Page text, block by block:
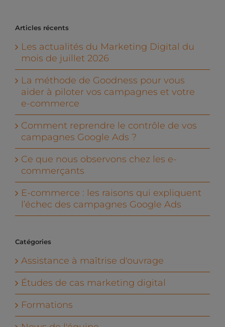
Articles récents
Les actualités du Marketing Digital du
mois de juillet 2026
La méthode de Goodness pour vous
aider à piloter vos campagnes et votre
e-commerce
Comment reprendre le contrôle de vos
campagnes Google Ads ?
Ce que nous observons chez les e-
commerçants
E-commerce : les raisons qui expliquent
l’échec des campagnes Google Ads
Catégories
Assistance à maîtrise d'ouvrage
Études de cas marketing digital
Formations